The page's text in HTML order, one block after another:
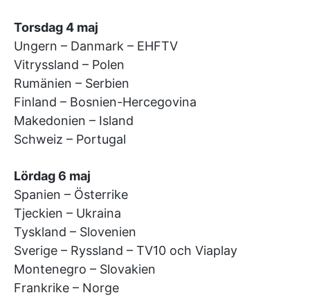
Torsdag 4 maj
Ungern – Danmark – EHFTV
Vitryssland – Polen
Rumänien – Serbien
Finland – Bosnien-Hercegovina
Makedonien – Island
Schweiz – Portugal
Lördag 6 maj
Spanien – Österrike
Tjeckien – Ukraina
Tyskland – Slovenien
Sverige – Ryssland – TV10 och Viaplay
Montenegro – Slovakien
Frankrike – Norge